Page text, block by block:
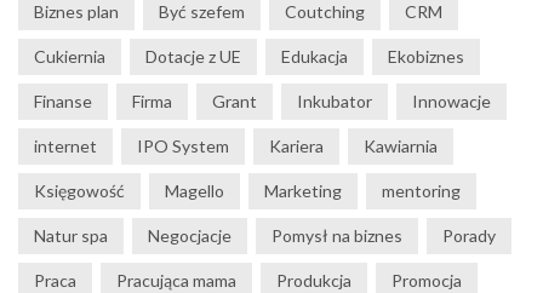
Biznes plan Być szefem Coutching CRM
Cukiernia Dotacje z UE Edukacja Ekobiznes
Finanse Firma Grant Inkubator Innowacje
internet IPO System Kariera Kawiarnia
Księgowość Magello Marketing mentoring
Natur spa Negocjacje Pomysł na biznes Porady
Praca Pracująca mama Produkcja Promocja